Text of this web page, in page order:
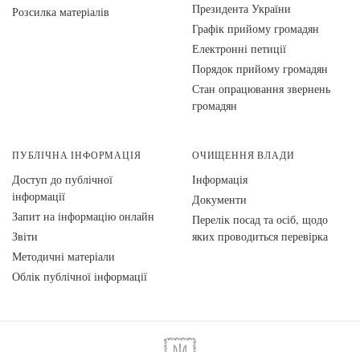
Розсилка матеріалів
Президента України
Графік прийому громадян
Електронні петиції
Порядок прийому громадян
Стан опрацювання звернень
громадян
ПУБЛІЧНА ІНФОРМАЦІЯ
Доступ до публічної
інформації
Запит на інформацію онлайн
Звіти
Методичні матеріали
Облік публічної інформації
ОЧИЩЕННЯ ВЛАДИ
Інформація
Документи
Перелік посад та осіб, щодо
яких проводиться перевірка